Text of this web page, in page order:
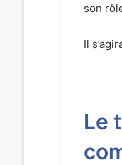
son
Il
Le